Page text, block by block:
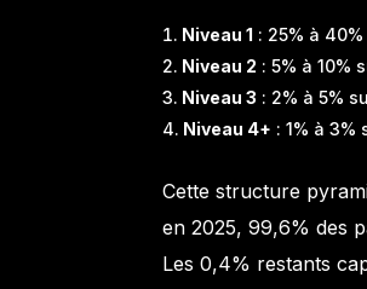
Niveau 1 : 25% à
Niveau 2 : 5% à 10%
Niveau 3 : 2% à 5%
Niveau 4+ : 1% à
Cette structure
en 2025, 99,6% des
Les 0,4% restants